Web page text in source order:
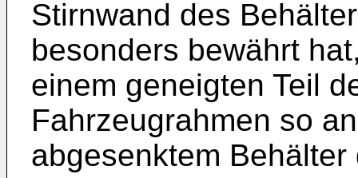
Stirnwand des
besonders bewährt
einem geneigten Teil
Fahrzeugrahmen so
abgesenktem